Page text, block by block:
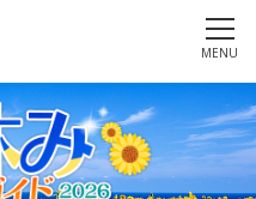
MENU